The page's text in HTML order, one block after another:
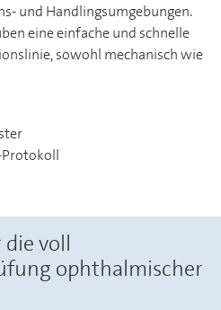
und Handlingsumgebungen.
eine einfache und schnelle
sowohl mechanisch wie
Protokoll
voll
ophthalmischer